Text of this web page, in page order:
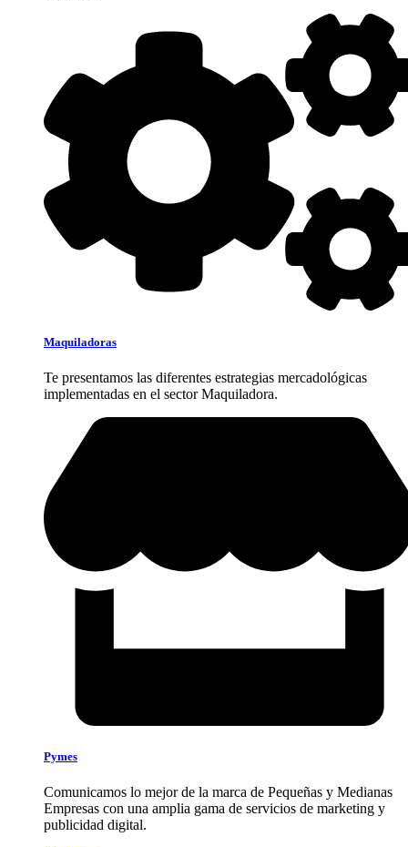
Maquiladoras
Te presentamos las diferentes estrategias mercadológicas
implementadas en el sector Maquiladora.
Pymes
Comunicamos lo mejor de la marca de Pequeñas y Medianas
Empresas con una amplia gama de servicios de marketing y
publicidad digital.